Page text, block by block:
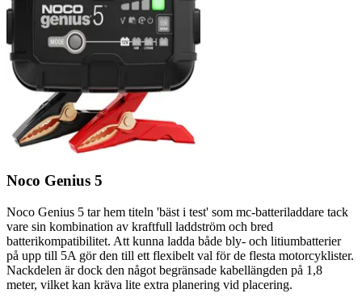
Noco Genius 5
Noco Genius 5 tar hem titeln 'bäst i test' som mc-batteriladdare tack
vare sin kombination av kraftfull laddström och bred
batterikompatibilitet. Att kunna ladda både bly- och litiumbatterier
på upp till 5A gör den till ett flexibelt val för de flesta motorcyklister.
Nackdelen är dock den något begränsade kabellängden på 1,8
meter, vilket kan kräva lite extra planering vid placering.